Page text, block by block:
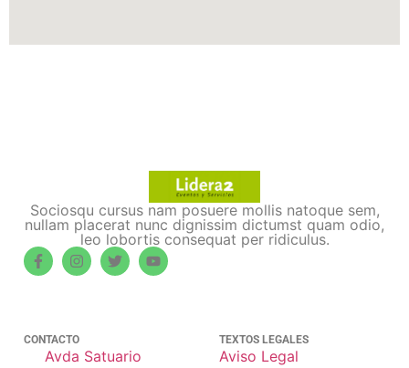
Sociosqu cursus nam posuere mollis natoque sem,
nullam placerat nunc dignissim dictumst quam odio,
leo lobortis consequat per ridiculus.
CONTACTO
Avda Satuario
TEXTOS LEGALES
Aviso Legal